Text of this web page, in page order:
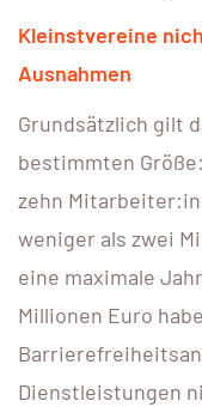
Kleinstvereine
Ausnahmen
Grundsätzlich gilt
bestimmten
zehn
weniger als zwei
eine maximale
Millionen Euro
Dienstleistungen